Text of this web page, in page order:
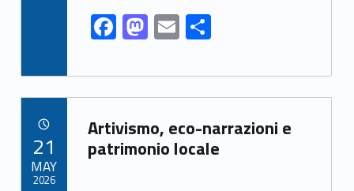
F
ac
e
b
o
o
M
as
to
d
o
n
E
m
ai
l
S
h
ar
e
Link identifier archive #link-archive-51500
Artivismo, eco-narrazioni e
patrimonio locale
21
MAY
2026